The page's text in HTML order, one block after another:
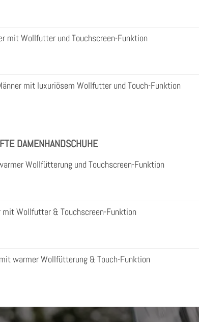
mit Wollfutter und Touchscreen-Funktion
mit luxuriösem Wollfutter und Touch-Funktion
DAMENHANDSCHUHE
Wollfütterung und Touchscreen-Funktion
mit Wollfutter & Touchscreen-Funktion
warmer Wollfütterung & Touch-Funktion